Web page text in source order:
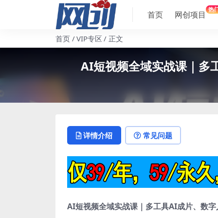
首页 网创项目 热
首页 VIP专区 正文
AI短视频全域实战课｜多
详情介绍 常见问题
AI短视频全域实战课｜多工具AI成片、数